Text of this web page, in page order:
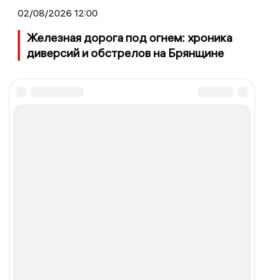
02/08/2026 12:00
Железная дорога под огнем: хроника
диверсий и обстрелов на Брянщине